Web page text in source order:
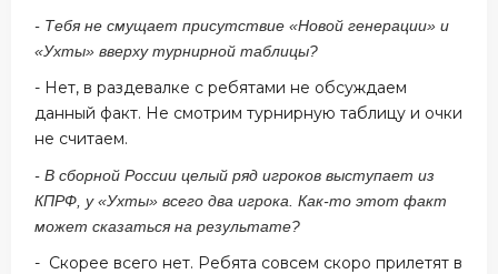
- Тебя не смущает присутствие «Новой генерации» и
«Ухты» вверху турнирной таблицы?
- Нет, в раздевалке с ребятами не обсуждаем
данный факт. Не смотрим турнирную таблицу и очки
не считаем.
- В сборной России целый ряд игроков выступает из
КПРФ, у «Ухты» всего два игрока. Как-то этот факт
может сказаться на результате?
- Скорее всего нет. Ребята совсем скоро прилетят в